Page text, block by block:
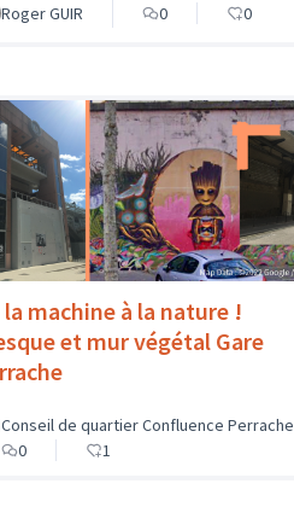
Roger GUIR 0 0
la machine à la nature !
et mur végétal Gare
Conseil de quartier Confluence Perrache
0
1